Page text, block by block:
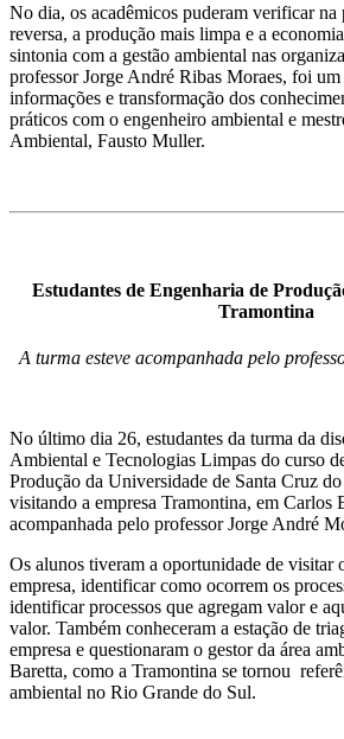
No dia, os acadêmicos puderam verificar na
reversa, a produção mais limpa e a
sintonia com a gestão ambiental nas
professor Jorge André Ribas Moraes, foi
informações e transformação dos
práticos com o engenheiro ambiental e
Ambiental, Fausto Muller.
Estudantes de Engenharia de
Tramontina
A turma esteve acompanhada pelo
No último dia 26, estudantes da turma da
Ambiental e Tecnologias Limpas do curso
Produção da Universidade de Santa Cruz
visitando a empresa Tramontina, em Carlos
acompanhada pelo professor Jorge André
Os alunos tiveram a oportunidade de visitar
empresa, identificar como ocorrem os
identificar processos que agregam valor e
valor. Também conheceram a estação de
empresa e questionaram o gestor da área
Baretta, como a Tramontina se tornou
ambiental no Rio Grande do Sul.